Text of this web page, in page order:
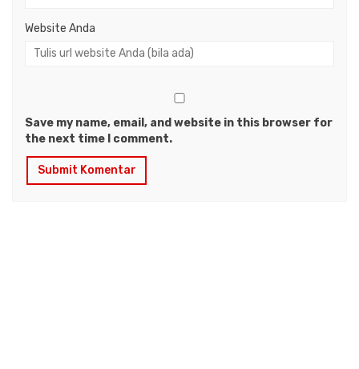
Website Anda
Save my name, email, and website in this browser for
the next time I comment.